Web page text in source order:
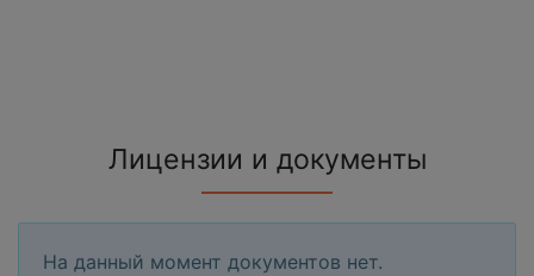
Лицензии и документы
На данный момент документов нет.